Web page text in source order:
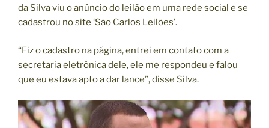
da Silva viu o anúncio do leilão em uma rede social e se
cadastrou no site ‘São Carlos Leilões’.
“Fiz o cadastro na página, entrei em contato com a
secretaria eletrônica dele, ele me respondeu e falou
que eu estava apto a dar lance”, disse Silva.